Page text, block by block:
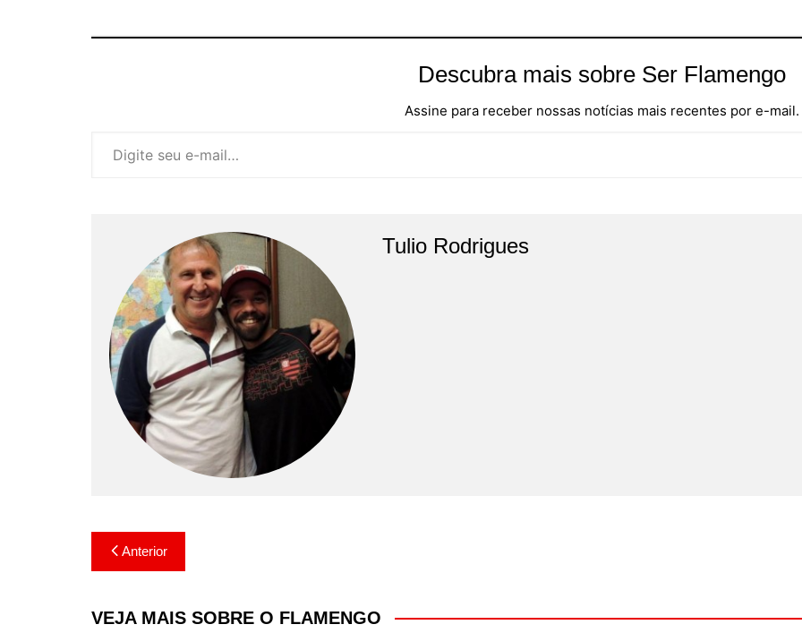
Descubra mais sobre Ser Flamengo
Assine para receber nossas notícias mais recentes por e-mail.
Tulio Rodrigues
Navegação
de
Post
Anterior
VEJA MAIS SOBRE O FLAMENGO